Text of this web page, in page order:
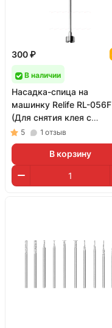
300 ₽
В наличии
Насадка-спица на
машинку Relife RL-056F
(Для снятия клея с
дисплеев)
5 1 отзыв
В корзину